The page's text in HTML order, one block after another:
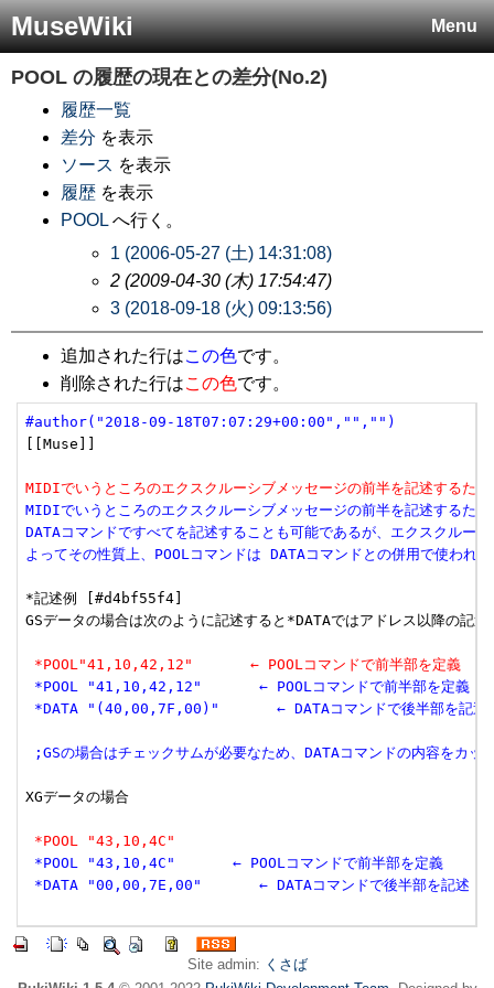
Menu
MuseWiki
POOL の履歴の現在との差分(No.2)
履歴一覧
差分 を表示
ソース を表示
履歴 を表示
POOL へ行く。
1 (2006-05-27 (土) 14:31:08)
2 (2009-04-30 (木) 17:54:47)
3 (2018-09-18 (火) 09:13:56)
追加された行はこの色です。
削除された行はこの色です。
#author("2018-09-18T07:07:29+00:00","","")
[[Muse]]
MIDIでいうところのエクスクルーシブメッセージの前半を記述するた
MIDIでいうところのエクスクルーシブメッセージの前半を記述するた
DATAコマンドですべてを記述することも可能であるが、エクスクルー
よってその性質上、POOLコマンドは DATAコマンドとの併用で使われ
*記述例 [#d4bf55f4]
GSデータの場合は次のように記述すると*DATAではアドレス以降の記述
*POOL"41,10,42,12"　　　　← POOLコマンドで前半部を定義
*POOL "41,10,42,12"　　　　← POOLコマンドで前半部を定義
*DATA "(40,00,7F,00)"　　　　← DATAコマンドで後半部を記述
;GSの場合はチェックサムが必要なため、DATAコマンドの内容をカ
XGデータの場合
*POOL "43,10,4C"
*POOL "43,10,4C"　　　　← POOLコマンドで前半部を定義
*DATA "00,00,7E,00"　　　　← DATAコマンドで後半部を記述
Site admin: くさば